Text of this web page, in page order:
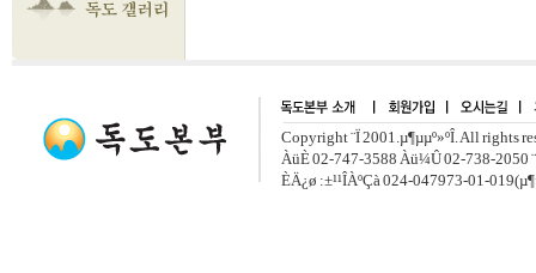
Copyright ¨Ï 2001.µ¶µµº»ºÎ. All rights
ÀüÈ­ 02-747-3588 Àü¼Û 02-738-2050
ÈÄ¿ø :±¹¹ÎÀºÇà 024-047973-01-